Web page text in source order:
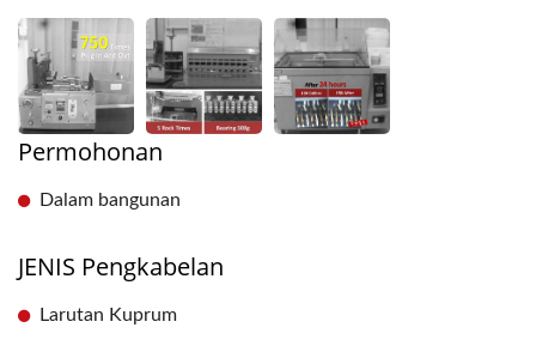
Permohonan
Dalam bangunan
JENIS Pengkabelan
Larutan Kuprum